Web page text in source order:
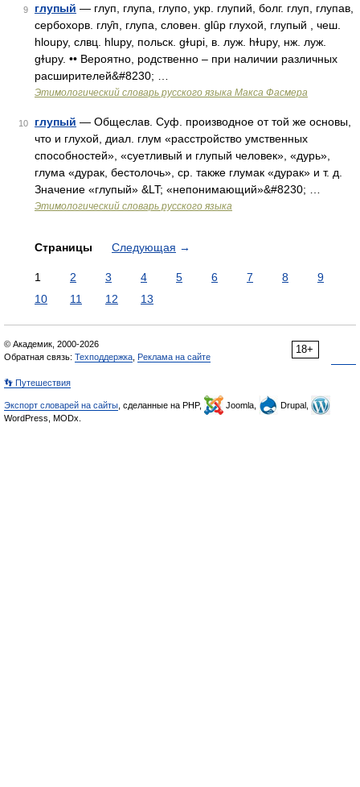
9 глупый — глуп, глупа, глупо, укр. глупий, болг. глуп, глупав,
сербохорв. глу̑п, глупа, словен. glȗp глухой, глупый , чеш.
hloupy, слвц. hlupy, польск. gɫupi, в. луж. hɫupy, нж. луж.
gɫupy. •• Вероятно, родственно – при наличии различных
расширителей&#8230; …
Этимологический словарь русского языка Макса Фасмера
10 глупый — Общеслав. Суф. производное от той же основы,
что и глухой, диал. глум «расстройство умственных
способностей», «суетливый и глупый человек», «дурь»,
глума «дурак, бестолочь», ср. также глумак «дурак» и т. д.
Значение «глупый» &LT; «непонимающий»&#8230; …
Этимологический словарь русского языка
Страницы Следующая →
1 2 3 4 5 6 7 8
9
10
11 12 13
18+
© Академик, 2000-2026
Обратная связь: Техподдержка Реклама на сайте
👣 Путешествия
Экспорт словарей на сайты , сделанные на PHP, Joomla,
Drupal,
WordPress, MODx.